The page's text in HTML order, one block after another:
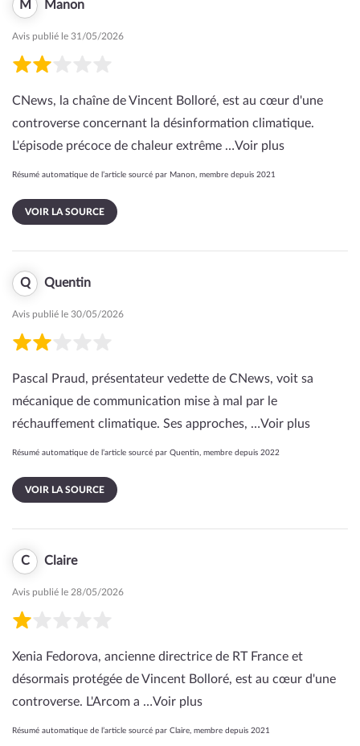
M Manon
Avis publié le 31/05/2026
CNews, la chaîne de Vincent Bolloré, est au cœur d'une
controverse concernant la désinformation climatique.
L'épisode précoce de chaleur extrême …Voir plus
Résumé automatique de l’article sourcé par Manon, membre depuis 2021
VOIR LA SOURCE
Q Quentin
Avis publié le 30/05/2026
Pascal Praud, présentateur vedette de CNews, voit sa
mécanique de communication mise à mal par le
réchauffement climatique. Ses approches, …Voir plus
Résumé automatique de l’article sourcé par Quentin, membre depuis 2022
VOIR LA SOURCE
C Claire
Avis publié le 28/05/2026
Xenia Fedorova, ancienne directrice de RT France et
désormais protégée de Vincent Bolloré, est au cœur d'une
controverse. L'Arcom a …Voir plus
Résumé automatique de l’article sourcé par Claire, membre depuis 2021